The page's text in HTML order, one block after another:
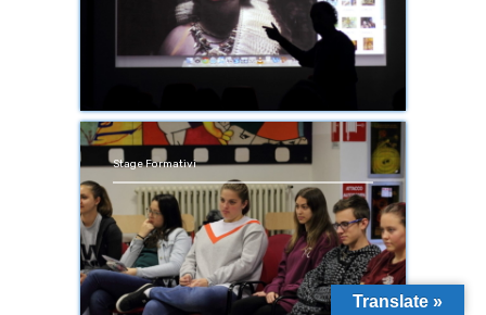
Stage Formativi
Translate »